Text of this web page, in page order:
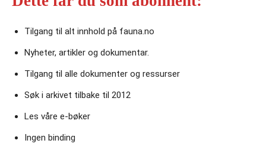
Tilgang til alt innhold på fauna.no
Nyheter, artikler og dokumentar.
Tilgang til alle dokumenter og ressurser
Søk i arkivet tilbake til 2012
Les våre e‑bøker
Ingen binding